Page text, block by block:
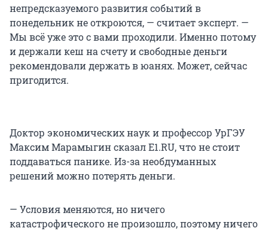
непредсказуемого развития событий в
понедельник не откроются, — считает эксперт. —
Мы всё уже это с вами проходили. Именно потому
и держали кеш на счету и свободные деньги
рекомендовали держать в юанях. Может, сейчас
пригодится.
Доктор экономических наук и профессор УрГЭУ
Максим Марамыгин сказал E1.RU, что не стоит
поддаваться панике. Из-за необдуманных
решений можно потерять деньги.
— Условия меняются, но ничего
катастрофического не произошло, поэтому ничего